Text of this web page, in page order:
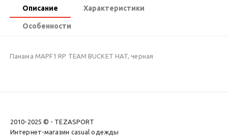
Описание Характеристики
Особенности
Панама MAPF1 RP TEAM BUCKET HAT, черная
2010-2025 © - TEZASPORT
Интернет-магазин casual одежды